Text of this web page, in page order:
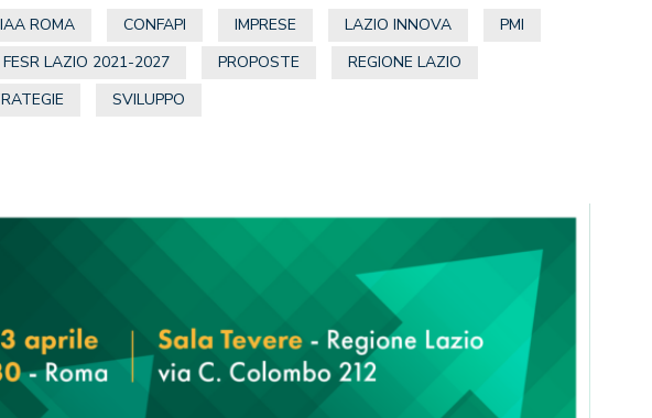
ROMA CONFAPI IMPRESE LAZIO INNOVA
PMI
FESR LAZIO 2021-2027
PROPOSTE
REGIONE LAZIO
SVILUPPO